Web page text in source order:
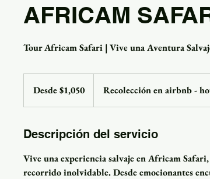
AFRICAM
Tour Africam Safari | Vive una Aventura
pesosDesde $1,050 Recolección en airbnb -
Descripción del servicio
Vive una experiencia salvaje en Africam
recorrido inolvidable. Desde emocionantes